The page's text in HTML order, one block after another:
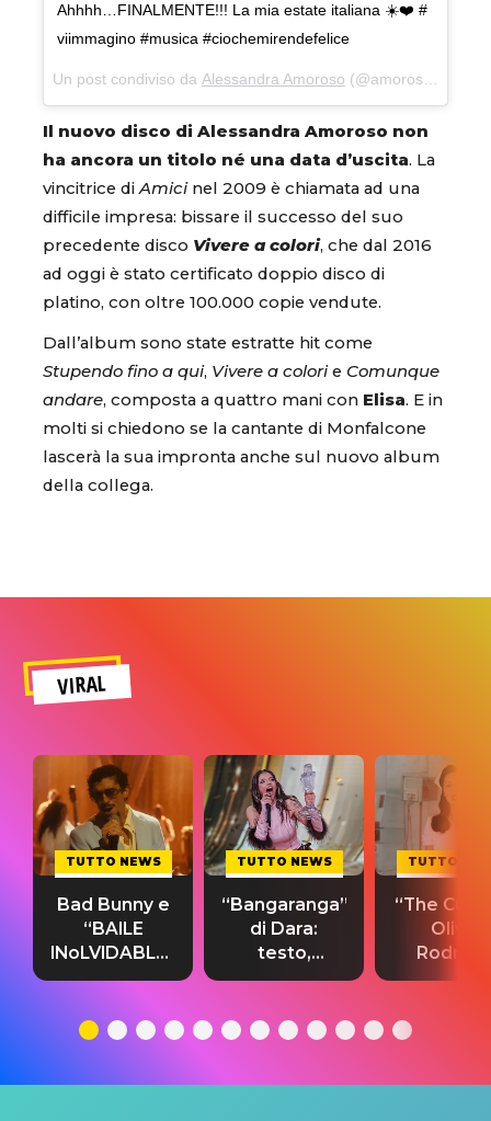
Ahhhh…FINALMENTE!!! La mia estate italiana ☀️❤️ #
viimmagino #musica #ciochemirendefelice
Un post condiviso da Alessandra Amoroso (@amorosoof) in data:
Il nuovo disco di Alessandra Amoroso non
ha ancora un titolo né una data d’uscita. La
vincitrice diAmicinel 2009 è chiamata ad una
difficile impresa: bissare il successo del suo
precedente disco Vivere a colori, che dal 2016
ad oggi è stato certificato doppio disco di
platino, con oltre 100.000 copie vendute.
Dall’album sono state estratte hit come
Stupendo fino a qui, Vivere a colorie Comunque
andare, composta a quattro mani con Elisa. E in
molti si chiedono se la cantante di Monfalcone
lascerà la sua impronta anche sul nuovo album
della collega.
VIRAL
TUTTO NEWS
Bad Bunny e
“BAILE
INoLVIDABLE”:
testo,
significato
TUTTO NEWS
“Bangaranga”
di Dara:
testo,
traduzione e
del singolo
TUTTO
“The
Olivia
testo,